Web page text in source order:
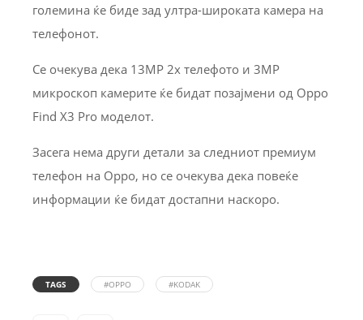
големина ќе биде зад ултра-широката камера на
телефонот.
Се очекува дека 13MP 2x телефото и 3MP
микроскоп камерите ќе бидат позајмени од Oppo
Find X3 Pro моделот.
Засега нема други детали за следниот премиум
телефон на Oppo, но се очекува дека повеќе
информации ќе бидат достапни наскоро.
TAGS #OPPO #KODAK